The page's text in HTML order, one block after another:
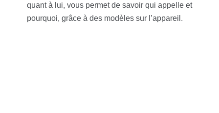
quant à lui, vous permet de savoir qui appelle et
pourquoi, grâce à des modèles sur l’appareil.